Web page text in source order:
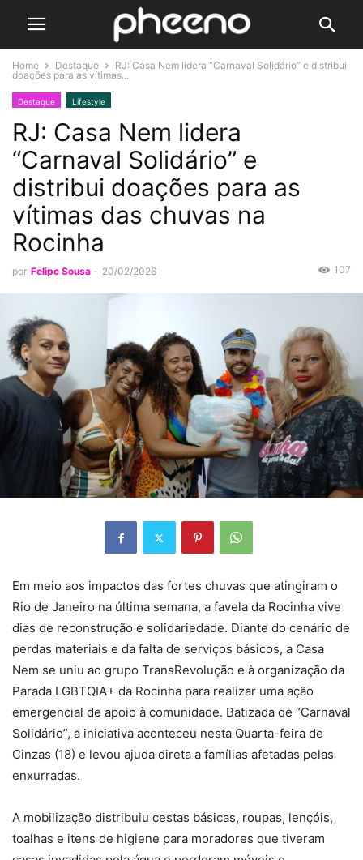
Home Destaque
RJ: Casa Nem lidera “Carnaval Solidário” e distribui
doações para as vítimas...
Destaque Lifestyle
RJ: Casa Nem lidera
“Carnaval Solidário” e
distribui doações para as
vítimas das chuvas na
Rocinha
por Felipe Sousa - 20/02/2026 107
Em meio aos impactos das fortes chuvas que atingiram o
Rio de Janeiro na última semana, a favela da Rocinha vive
dias de reconstrução e solidariedade. Diante do cenário de
perdas materiais e da falta de serviços básicos, a Casa
Nem se uniu ao grupo TransRevolução e à organização da
Parada LGBTQIA+ da Rocinha para realizar uma ação
emergencial de apoio à comunidade. Batizada de “Carnaval
Solidário”, a iniciativa aconteceu nesta Quarta-feira de
Cinzas (18) e levou ajuda direta a famílias afetadas pelas
enxurradas.
A mobilização distribuiu cestas básicas, roupas, lençóis,
toalhas e itens de higiene para moradores que tiveram